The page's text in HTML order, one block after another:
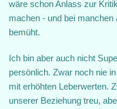
wäre schon Anlass zur
machen - und bei
bemüht.
Ich bin aber auch nicht
persönlich. Zwar noch nie
mit erhöhten Leberwerten.
unserer Beziehung treu,